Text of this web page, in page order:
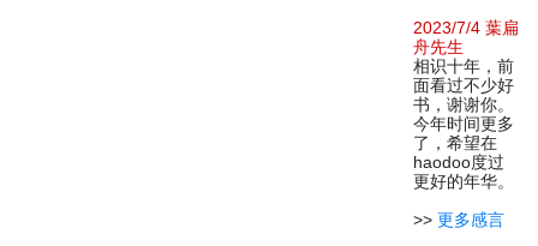
2023/7/4 葉扁
舟先生
相识十年，前
面看过不少好
书，谢谢你。
今年时间更多
了，希望在
haodoo度过
更好的年华。
>> 更多感言